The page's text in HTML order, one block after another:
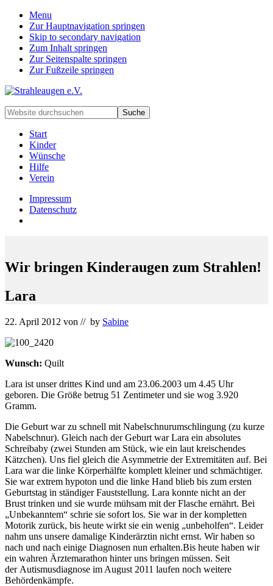
Menu
Zur Hauptnavigation springen
Skip to secondary navigation
Zum Inhalt springen
Zur Seitenspalte springen
Zur Fußzeile springen
Handarbeiten
für
besondere
Kinder
deren
Familien
Website
durchsuchen
Start
Kinder
Wünsche
Hilfe
Verein
Impressum
Datenschutz
Wir bringen Kinderaugen zum Strahlen!
Lara
22. April 2012 von // by Sabine
Wunsch: Quilt
Lara ist unser drittes Kind und am 23.06.2003 um 4.45 Uhr
geboren. Die Größe betrug 51 Zentimeter und sie wog 3.920
Gramm.
Die Geburt war zu schnell mit Nabelschnurumschlingung (zu kurze
Nabelschnur). Gleich nach der Geburt war Lara ein absolutes
Schreibaby (zwei Stunden am Stück, wie ein laut kreischendes
Kätzchen). Uns fiel gleich die Asymmetrie der Extremitäten auf. Bei
Lara war die linke Körperhälfte komplett kleiner und schmächtiger.
Sie war extrem hypoton und die linke Hand blieb bis zum ersten
Geburtstag in ständiger Fauststellung. Lara konnte nicht an der
Brust trinken und sie wurde mühsam mit der Flasche ernährt. Bei
„Unbekanntem“ schrie sie sofort los. Sie war in der kompletten
Motorik zurück, bis heute wirkt sie ein wenig „unbeholfen“. Leider
nahm uns unsere damalige Kinderärztin nicht ernst. Wir haben so
nach und nach einige Diagnosen nun erhalten.Bis heute haben wir
ein wahren Ärztemarathon hinter uns bringen müssen. Seit
der Autismusdiagnose im August 2011 laufen noch weitere
Behördenkämpfe.